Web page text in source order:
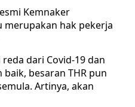
Kemnaker
merupakan hak pekerja
dari Covid-19 dan
besaran THR pun
Artinya, akan